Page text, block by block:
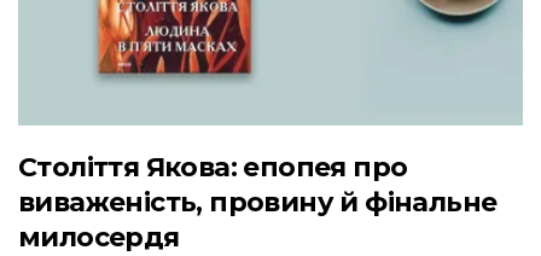
Століття Якова: епопея про
виваженість, провину й фінальне
милосердя